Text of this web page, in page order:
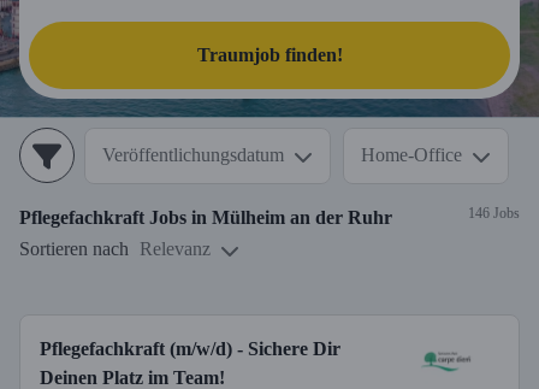
Traumjob finden!
Veröffentlichungsdatum Home-Office
Pflegefachkraft Jobs in Mülheim an der Ruhr 146 Jobs
Sortieren nach Relevanz
Pflegefachkraft (m/w/d) - Sichere Dir
Deinen Platz im Team!